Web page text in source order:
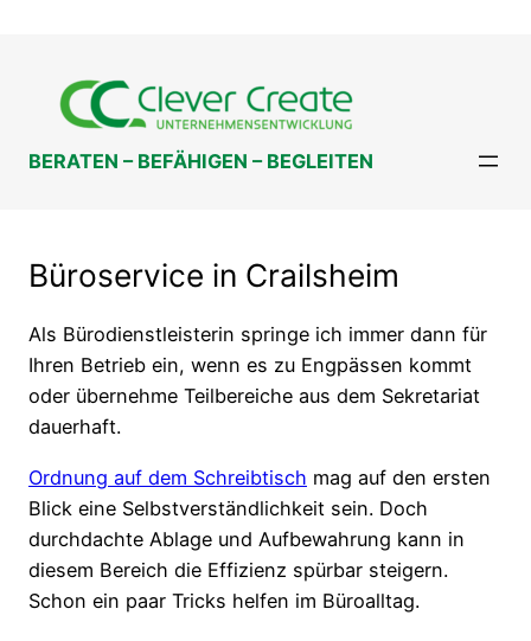
springen
BERATEN – BEFÄHIGEN – BEGLEITEN
Büroservice in Crailsheim
Als Bürodienstleisterin springe ich immer dann für
Ihren Betrieb ein, wenn es zu Engpässen kommt
oder übernehme Teilbereiche aus dem Sekretariat
dauerhaft.
Ordnung auf dem Schreibtisch mag auf den ersten
Blick eine Selbstverständlichkeit sein. Doch
durchdachte Ablage und Aufbewahrung kann in
diesem Bereich die Effizienz spürbar steigern.
Schon ein paar Tricks helfen im Büroalltag.